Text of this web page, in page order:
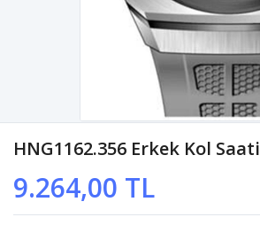
HNG1162.356 Erkek Kol Saati
9.264,00 TL